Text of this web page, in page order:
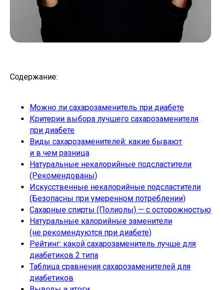
Содержание:
Можно ли сахарозаменитель при диабете
Критерии выбора лучшего сахарозаменителя
при диабете
Виды сахарозаменителей: какие бывают
и в чем разница
Натуральные некалорийные подсластители
(Рекомендованы)
Искусственные некалорийные подсластители
(Безопасны при умеренном потреблении)
Сахарные спирты (Полиолы) — с осторожностью
Натуральные калорийные заменители
(не рекомендуются при диабете)
Рейтинг: какой сахарозаменитель лучше для
диабетиков 2 типа
Таблица сравнения сахарозаменителей для
диабетиков